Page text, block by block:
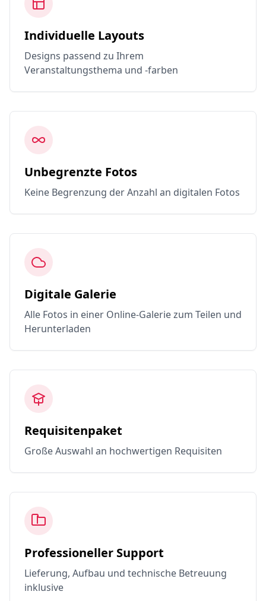
Individuelle Layouts
Designs passend zu Ihrem
Veranstaltungsthema und -farben
Unbegrenzte Fotos
Keine Begrenzung der Anzahl an digitalen Fotos
Digitale Galerie
Alle Fotos in einer Online-Galerie zum Teilen und
Herunterladen
Requisitenpaket
Große Auswahl an hochwertigen Requisiten
Professioneller Support
Lieferung, Aufbau und technische Betreuung
inklusive